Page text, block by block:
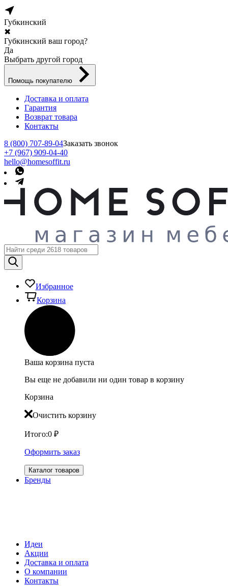
Губкинский
✖
Губкинский ваш город?
Да
Выбрать другой город
Помощь покупателю
Доставка и оплата
Гарантия
Возврат товара
Контакты
8 (800) 707-89-04Заказать звонок
+7 (967) 909-04-40
hello@homesoffit.ru
Избранное
Корзина
Ваша корзина пуста
Вы еще не добавили ни один товар в корзину
Корзина
Очистить корзину
Итого:0 ₽
Оформить заказ
Каталог товаров
Бренды
Идеи
Акции
Доставка и оплата
О компании
Контакты